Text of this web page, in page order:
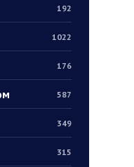
192
1022
176
587
349
315